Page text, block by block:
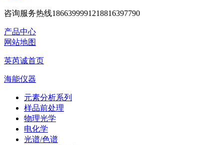
咨询服务热线1866399991218816397790
产品中心
网站地图
英芮诚首页
海能仪器
元素分析系列
样品前处理
物理光学
电化学
光谱/色谱